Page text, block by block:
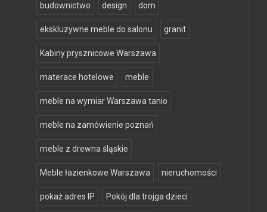
budownictwo design dom
ekskluzywne meble do salonu granit
Kabiny prysznicowe Warszawa
materace hotelowe meble
meble na wymiar Warszawa tanio
meble na zamówienie poznań
meble z drewna śląskie
Meble łazienkowe Warszawa nieruchomości
pokaż adres IP Pokój dla trojga dzieci